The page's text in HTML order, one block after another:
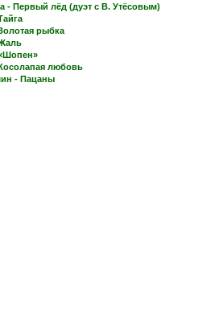
- Первый лёд (дуэт с В. Утёсовым)
рыбка
любовь
- Пацаны